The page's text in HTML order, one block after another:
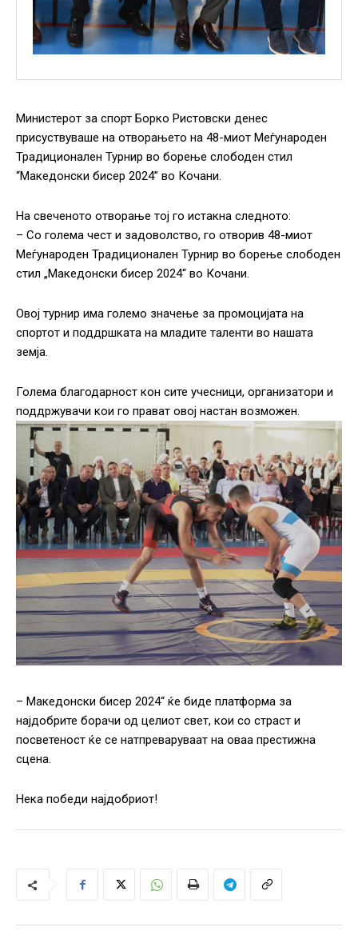
Министерот за спорт Борко Ристовски денес
присуствуваше на отворањето на 48-миот Меѓународен
Традиционален Турнир во борење слободен стил
“Македонски бисер 2024” во Кочани.
На свеченото отворање тој го истакна следното:
– Со голема чест и задоволство, го отворив 48-миот
Меѓународен Традиционален Турнир во борење слободен
стил „Македонски бисер 2024“ во Кочани.
Овој турнир има големо значење за промоцијата на
спортот и поддршката на младите таленти во нашата
земја.
Голема благодарност кон сите учесници, организатори и
поддржувачи кои го прават овој настан возможен.
– Македонски бисер 2024“ ќе биде платформа за
најдобрите борачи од целиот свет, кои со страст и
посветеност ќе се натпреваруваат на оваа престижна
сцена.
Нека победи најдобриот!